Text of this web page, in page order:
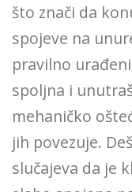
što znači da
spojeve na
pravilno
spoljna i
mehaničko
jih povezuje.
slučajeva da je